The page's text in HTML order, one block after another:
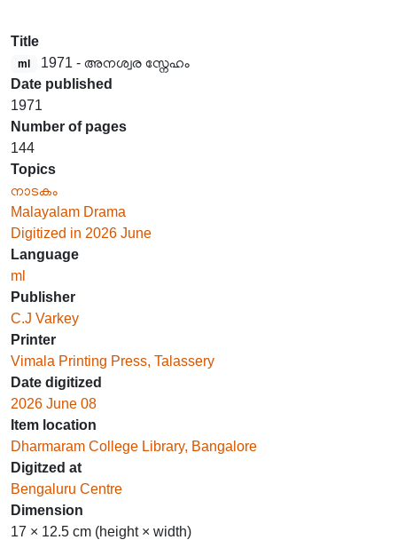
Title
ml
1971 - അനശ്വര സ്നേഹം
Date published
1971
Number of pages
144
Topics
നാടകം
Malayalam Drama
Digitized in 2026 June
Language
ml
Publisher
C.J Varkey
Printer
Vimala Printing Press, Talassery
Date digitized
2026 June 08
Item location
Dharmaram College Library, Bangalore
Digitzed at
Bengaluru Centre
Dimension
17 × 12.5 cm (height × width)